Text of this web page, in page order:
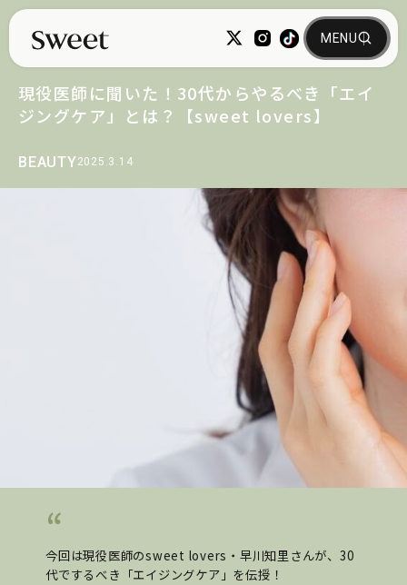
BEAUTY2025.3.14
現役医師に聞いた！30代からやるべき「エイ
ジングケア」とは？【sweet lovers】
今回は現役医師のsweet lovers・早川知里さんが、30
代でするべき「エイジングケア」を伝授！